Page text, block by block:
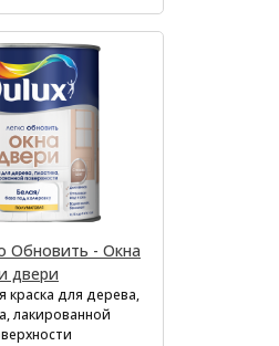
Обновить - Окна
двери
краска для дерева,
лакированной